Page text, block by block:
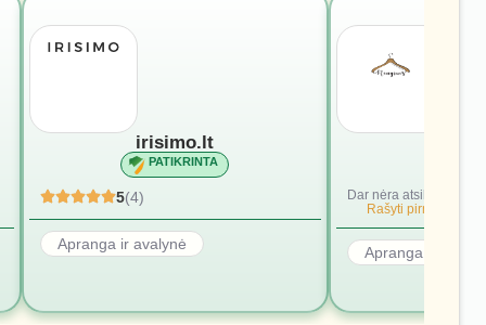
irisimo.lt
PATIKRINTA
5(4)
Apranga ir avalynė
Dar nėra atsiliepimų.
Rašyti pirmąjį.
Apranga ir